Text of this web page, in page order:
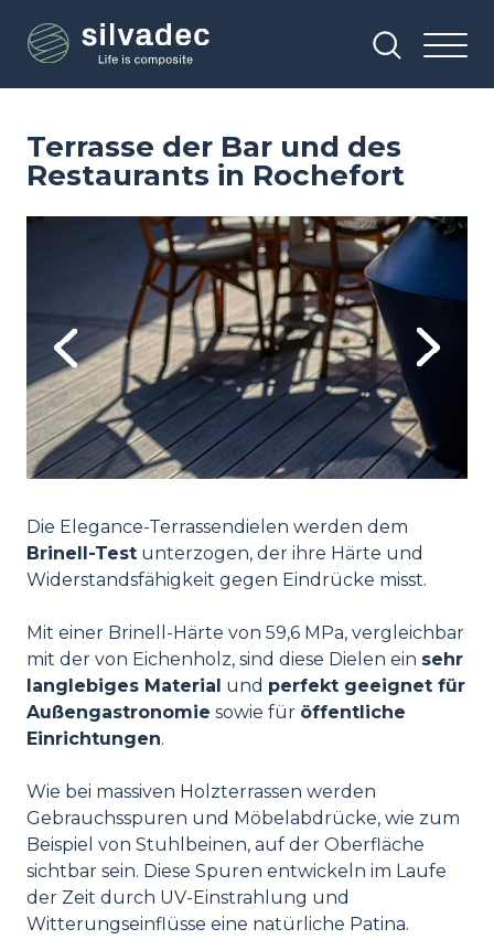
zum
Inhalt
Terrasse der Bar und des
Restaurants in Rochefort
Previous
Image
Next
Die Elegance-Terrassendielen werden dem
Brinell-Test unterzogen, der ihre Härte und
Widerstandsfähigkeit gegen Eindrücke misst.
Mit einer Brinell-Härte von 59,6 MPa, vergleichbar
mit der von Eichenholz, sind diese Dielen ein sehr
langlebiges Material und perfekt geeignet für
Außengastronomie sowie für öffentliche
Einrichtungen.
Wie bei massiven Holzterrassen werden
Gebrauchsspuren und Möbelabdrücke, wie zum
Beispiel von Stuhlbeinen, auf der Oberfläche
sichtbar sein. Diese Spuren entwickeln im Laufe
der Zeit durch UV-Einstrahlung und
Witterungseinflüsse eine natürliche Patina.